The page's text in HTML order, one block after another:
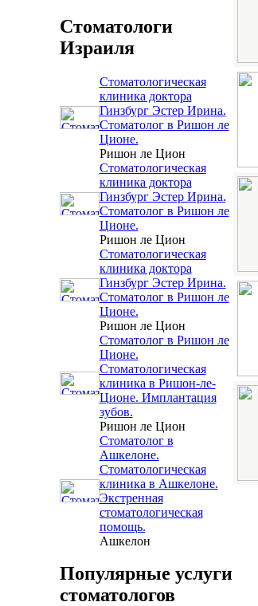
Стоматологи
Израиля
Стоматологическая
клиника доктора
Гинзбург Эстер Ирина.
Стоматолог в Ришон ле
Ционе.
Ришон ле Цион
Стоматологическая
клиника доктора
Гинзбург Эстер Ирина.
Стоматолог в Ришон ле
Ционе.
Ришон ле Цион
Стоматологическая
клиника доктора
Гинзбург Эстер Ирина.
Стоматолог в Ришон ле
Ционе.
Ришон ле Цион
Стоматолог в Ришон ле
Ционе.
Стоматологическая
клиника в Ришон-ле-
Ционе. Имплантация
зубов.
Ришон ле Цион
Стоматолог в
Ашкелоне.
Стоматологическая
клиника в Ашкелоне.
Экстренная
стоматологическая
помощь.
Ашкелон
Популярные услуги
стоматологов